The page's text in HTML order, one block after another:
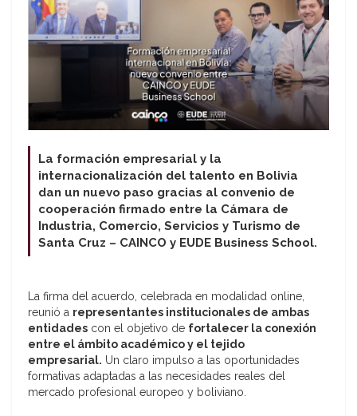
La formación empresarial y la
internacionalización del talento en Bolivia
dan un nuevo paso gracias al convenio de
cooperación firmado entre la Cámara de
Industria, Comercio, Servicios y Turismo de
Santa Cruz – CAINCO y EUDE Business School.
La firma del acuerdo, celebrada en modalidad online,
reunió a representantes institucionales de ambas
entidades con el objetivo de fortalecer la conexión
entre el ámbito académico y el tejido
empresarial. Un claro impulso a las oportunidades
formativas adaptadas a las necesidades reales del
mercado profesional europeo y boliviano.